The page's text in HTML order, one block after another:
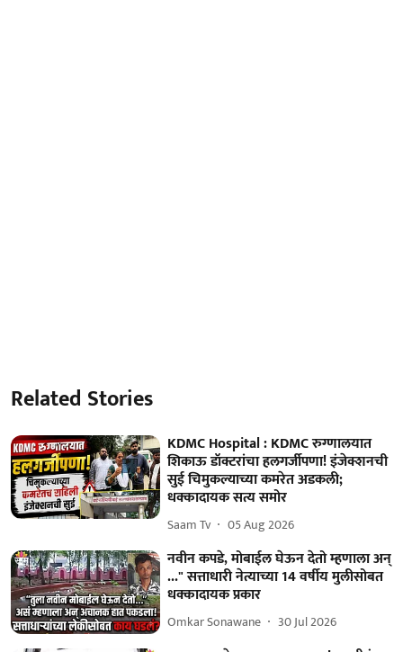
Related Stories
KDMC Hospital : KDMC रुग्णालयात
शिकाऊ डॉक्टरांचा हलगर्जीपणा! इंजेक्शनची
सुई चिमुकल्याच्या कमरेत अडकली;
धक्कादायक सत्य समोर
Saam Tv 05 Aug 2026
नवीन कपडे, मोबाईल घेऊन देतो म्हणाला अन्
..." सत्ताधारी नेत्याच्या 14 वर्षीय मुलीसोबत
धक्कादायक प्रकार
Omkar Sonawane 30 Jul 2026